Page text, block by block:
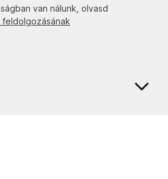
van nálunk, olvasd
feldolgozásának